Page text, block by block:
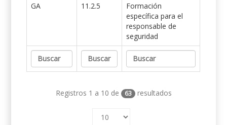
GA
11.2.5
Formación
específica para el
responsable de
seguridad
Registros 1 a 10 de 63 resultados